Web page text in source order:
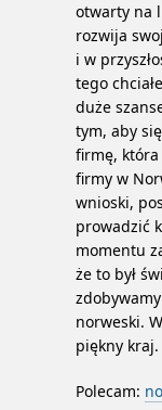
otwarty na
rozwija
i w
tego
duże
tym, aby
firmę, która
firmy w
wnioski,
prowadzić
momentu
że to był
norweski.
piękny kraj.
Polecam: